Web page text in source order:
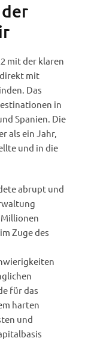
mit der klaren
mit
Das
in
Spanien. Die
als ein Jahr,
und in die
abrupt und
Zuge des
für das
harten
und